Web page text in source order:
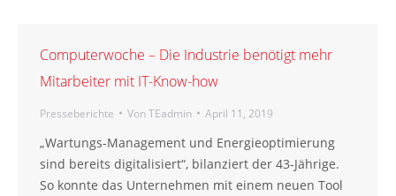
Computerwoche – Die Industrie benötigt mehr
Mitarbeiter mit IT-Know-how
Presseberichte VonTEadmin April 11, 2019
„Wartungs-Management und Energieoptimierung
sind bereits digitalisiert“, bilanziert der 43-Jährige.
So konnte das Unternehmen mit einem neuen Tool